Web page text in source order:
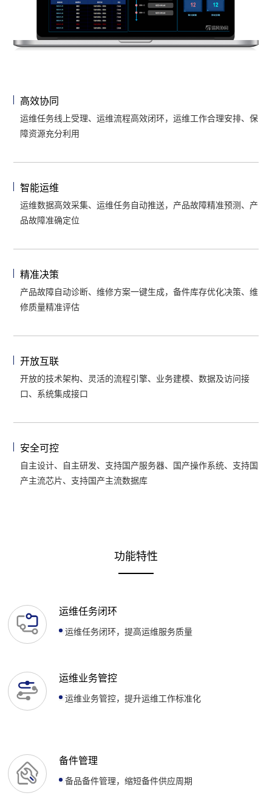
高效协同
运维任务线上受理、运维流程高效闭环，运维工作合理安排、保
障资源充分利用
智能运维
运维数据高效采集、运维任务自动推送，产品故障精准预测、产
品故障准确定位
精准决策
产品故障自动诊断、维修方案一键生成，备件库存优化决策、维
修质量精准评估
开放互联
开放的技术架构、灵活的流程引擎、业务建模、数据及访问接
口、系统集成接口
安全可控
自主设计、自主研发、支持国产服务器、国产操作系统、支持国
产主流芯片、支持国产主流数据库
功能特性
运维任务闭环
运维任务闭环，提高运维服务质量
运维业务管控
运维业务管控，提升运维工作标准化
备件管理
备品备件管理，缩短备件供应周期